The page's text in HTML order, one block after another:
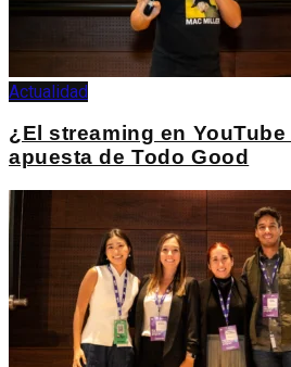
Actualidad
¿El streaming en
apuesta de Todo Good